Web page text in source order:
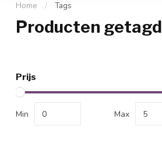
Home / Tags
Producten
Prijs
Min Max